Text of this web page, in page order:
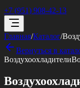
+7 (951) 908-42-13
Главная/Каталог/
Вернуться в
Воздухоохладители